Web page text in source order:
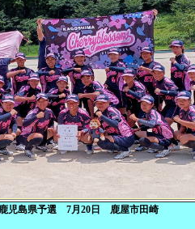
児島県予選 7月20日 鹿屋市田崎